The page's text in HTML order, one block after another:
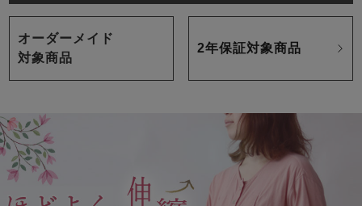
オーダーメイド
対象商品
2年保証対象商品